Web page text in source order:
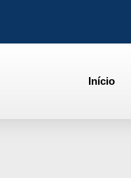
Início